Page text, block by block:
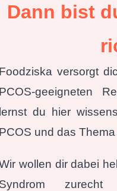
Dann bist
versorgt
geeigneten
du hier
und das
wollen dir dabei